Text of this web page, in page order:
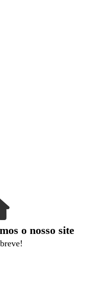
o nosso site